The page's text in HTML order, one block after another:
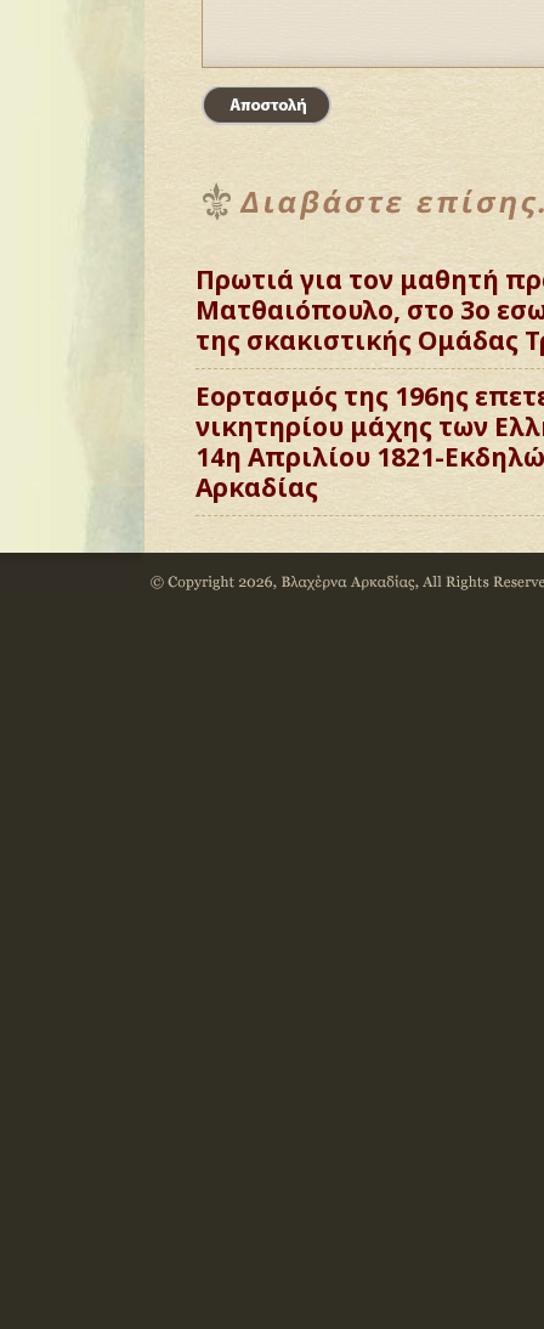
Πρωτιά για τον μαθητή
Ματθαιόπουλο, στο 3ο
της σκακιστικής Ομάδας
Εορτασμός της 196ης
νικητηρίου μάχης των
14η Απριλίου 1821-
Αρκαδίας